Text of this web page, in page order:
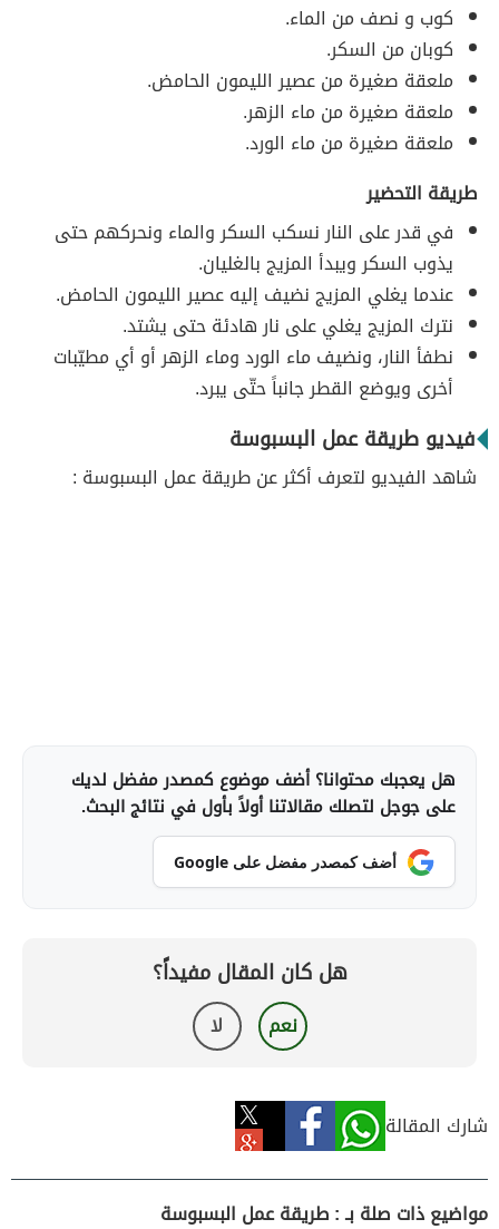
كوب و نصف من الماء.
كوبان من السكر.
ملعقة صغيرة من عصير الليمون الحامض.
ملعقة صغيرة من ماء الزهر.
ملعقة صغيرة من ماء الورد.
طريقة التحضير
في قدر على النار نسكب السكر والماء ونحركهم حتى
يذوب السكر ويبدأ المزيج بالغليان.
عندما يغلي المزيج نضيف إليه عصير الليمون الحامض.
نترك المزيج يغلي على نار هادئة حتى يشتد.
نطفأ النار، ونضيف ماء الورد وماء الزهر أو أي مطيّبات
أخرى ويوضع القطر جانباً حتّى يبرد.
فيديو طريقة عمل البسبوسة
شاهد الفيديو لتعرف أكثر عن طريقة عمل البسبوسة :
هل يعجبك محتوانا؟ أضف موضوع كمصدر مفضل لديك
على جوجل لتصلك مقالاتنا أولاً بأول في نتائج البحث.
أضف كمصدر مفضل على Google
هل كان المقال مفيداً؟
نعم لا
شارك المقالة
مواضيع ذات صلة بـ : طريقة عمل البسبوسة